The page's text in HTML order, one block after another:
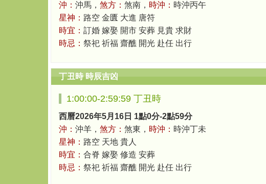
沖： 沖馬， 煞方： 煞南， 時沖： 時沖丙午
星神： 路空 金匱 大進 唐符
時宜： 訂婚 嫁娶 開市 安葬 見貴 求財
時忌： 祭祀 祈福 齋醮 開光 赴任 出行
丁丑時 時辰吉凶
1:00:00-2:59:59 丁丑時
西曆2026年5月16日 1點0分-2點59分
沖： 沖羊， 煞方： 煞東， 時沖： 時沖丁未
星神： 路空 天地 貴人
時宜： 合脊 嫁娶 修造 安葬
時忌： 祭祀 祈福 齋醮 開光 赴任 出行